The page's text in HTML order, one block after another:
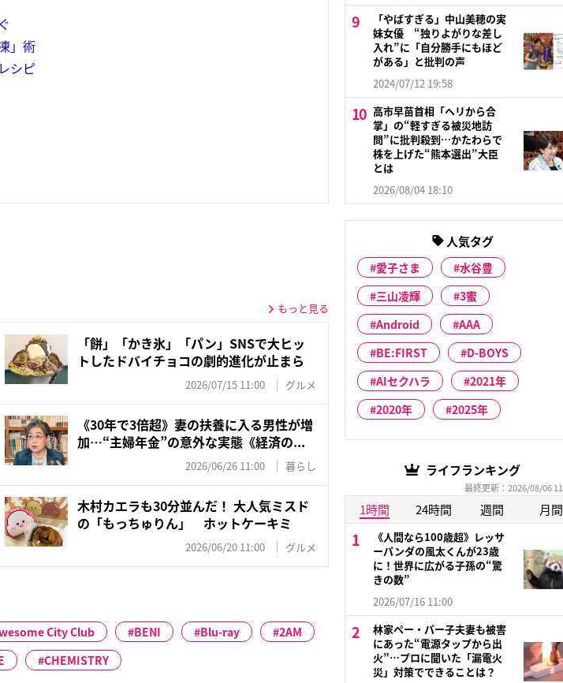
」術
シピ
もっと見る
「餅」「かき氷」「パン」SNSで大ヒッ
トしたドバイチョコの劇的進化が止まら
2026/07/15 11:00 グルメ
《30年で3倍超》妻の扶養に入る男性が増
加…“主婦年金”の意外な実態《経済の...
2026/06/26 11:00 暮らし
木村カエラも30分並んだ！ 大人気ミスド
の「もっちゅりん」 ホットケーキミ
2026/06/20 11:00 グルメ
City Club BENI Blu-ray
2AM
CHEMISTRY
「やばすぎる」中山美穂の実
妹女優 “独りよがりな差し
入れ”に「自分勝手にもほど
がある」と批判の声
2024/07/12 19:58
高市早苗首相「ヘリから合
掌」の“軽すぎる被災地訪
問”に批判殺到…かたわらで
株を上げた“熊本選出”大臣
とは
2026/08/04 18:10
人気タグ
愛子さま
水谷豊
三山凌輝
3蜜
Android
AAA
BE:FIRST
D-BOYS
AIセクハラ
2021年
2020年
2025年
ライフランキング
最終更新：2026/08/06
1時間 24時間 週間 月間
《人間なら100歳超》レッサ
ーパンダの風太くんが23歳
に！世界に広がる子孫の“驚
きの数”
2026/07/16 11:00
林家ペー・パー子夫妻も被害
にあった“電源タップから出
火”…プロに聞いた「漏電火
災」対策でできることは？